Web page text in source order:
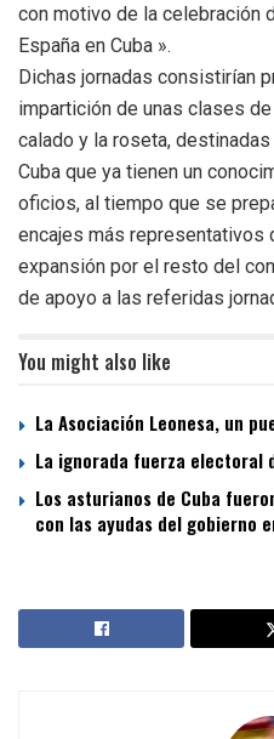
con motivo de la celebración
España en Cuba ».
Dichas jornadas consistirían
impartición de unas clases
calado y la roseta,
Cuba que ya tienen un
oficios, al tiempo que se
encajes más representativos
expansión por el resto del
de apoyo a las referidas
You might also like
La Asociación Leonesa, un
La ignorada fuerza electoral
Los asturianos de Cuba
con las ayudas del gobierno